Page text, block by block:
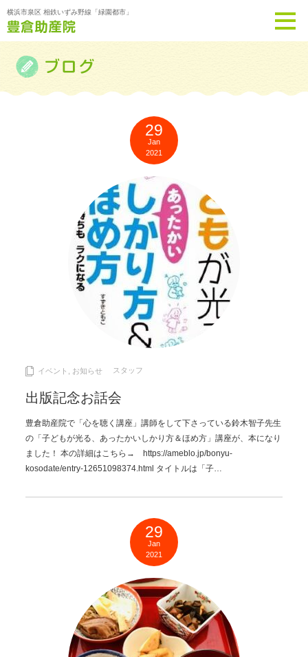
横浜市泉区 相鉄いずみ野線「緑園都市」
29
Jan
2021
イベント お知らせ スタッフ
出版記念お話会
豊倉助産院で「心を聴く講座」講師をして下さっている鈴木智子先生
の「子どもが光る、あったかいしかり方＆ほめ方」講座が、本になり
ました！ 本の詳細はこちら→ https://ameblo.jp/bonyu-
kosodate/entry-12651098374.html タイトルは「子…
29
Jan
2021